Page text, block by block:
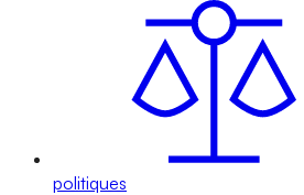
politiques